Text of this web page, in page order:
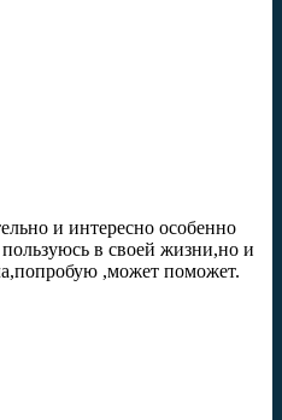
и интересно особенно
в своей жизни,но и
,может поможет.